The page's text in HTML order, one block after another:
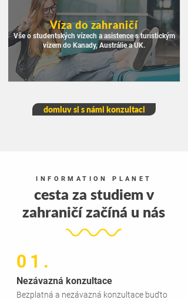
Víza do zahraničí
Vše o studentských vízech a asistence s turistickým
vízem do Kanady, Austrálie a UK.
domluv si s námi konzultaci
INFORMATION PLANET
cesta za studiem v
zahraničí začíná u nás
01.
Nezávazná konzultace
Bezplatná a nezávazná konzultace buďto